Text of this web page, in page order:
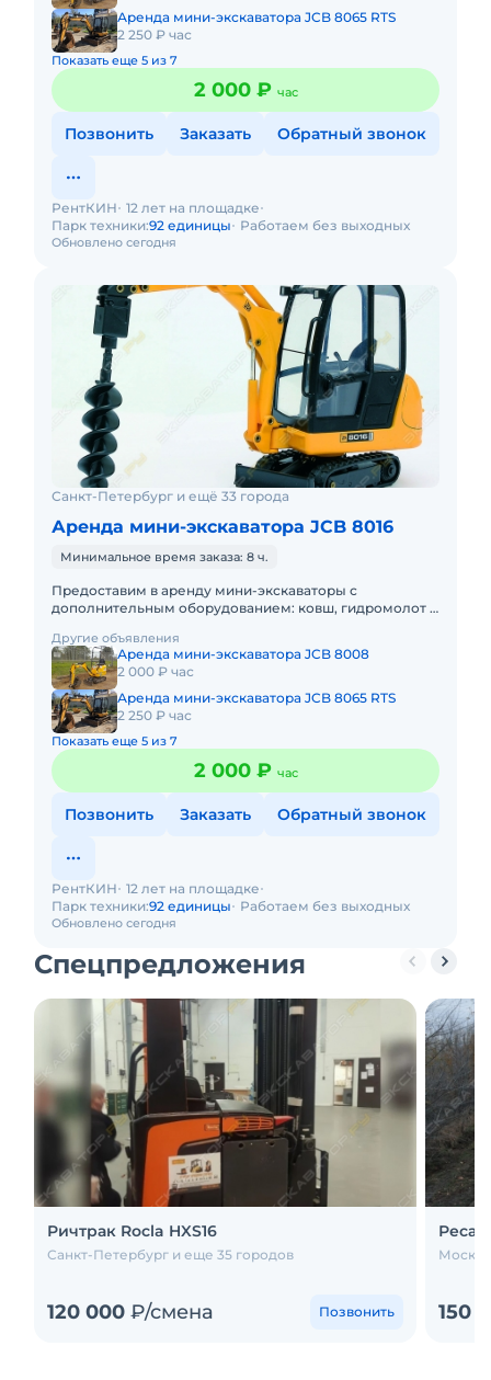
Аренда мини-экскаватора JCB 8065 RTS
2 250 ₽ час
Показать еще 5 из 7
2 000 ₽ час
Позвонить Заказать Обратный звонок
Обновлено сегодня
РентКИН 12 лет на площадке
Парк техники:92 единицы Работаем без выходных
Санкт-Петербург и ещё 33 города
Аренда мини-экскаватора JCB 8016
Минимальное время заказа: 8 ч.
Предоставим в аренду мини-экскаваторы с
дополнительным оборудованием: ковш, гидромолот и
часов работы + 1 час
Другие объявления
Аренда мини-экскаватора JCB 8008
2 000 ₽ час
Аренда мини-экскаватора JCB 8065 RTS
2 250 ₽ час
Показать еще 5 из 7
2 000 ₽ час
Позвонить Заказать Обратный звонок
Обновлено сегодня
РентКИН 12 лет на площадке
Парк техники:92 единицы Работаем без выходных
Спецпредложения
Ричтрак Rocla HXS16
Санкт-Петербург и еще 35 городов
120 000 ₽/смена Позвонить 150